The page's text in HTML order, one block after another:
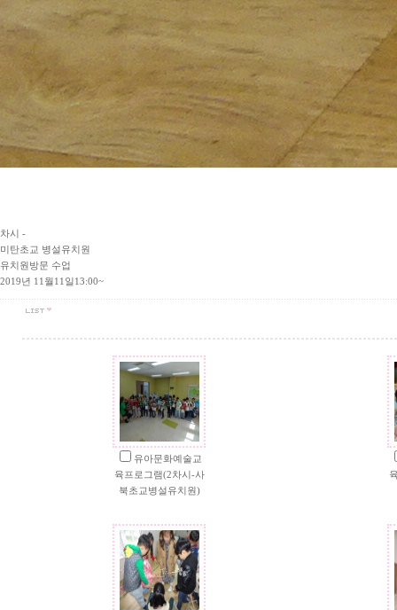
차시 -
미탄초교 병설유치원
유치원방문 수업
2019년 11월11일13:00~
유아문화예술교
육프로그램(2차시-사
북초교병설유치원)